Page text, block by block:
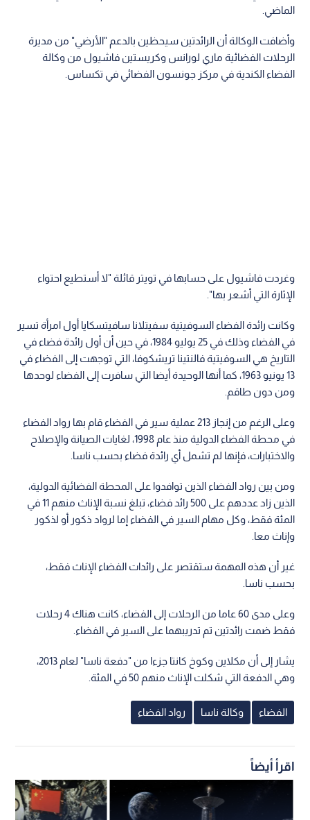
الماضي.
وأضافت الوكالة أن الرائدتين سيحظين بالدعم "الأرضي" من مديرة
الرحلات الفضائية ماري لورانس وكريستين فاشيول من وكالة
الفضاء الكندية في مركز جونسون الفضائي في تكساس.
وغردت فاشيول على حسابها في تويتر قائلة "لا أستطيع احتواء
الإثارة التي أشعر بها".
وكانت رائدة الفضاء السوفيتية سفيتلانا سافيتسكايا أول امرأة تسير
في الفضاء وذلك في 25 يوليو 1984، في حين أن أول رائدة فضاء في
التاريخ هي السوفيتية فالنتينا تريشكوفا، التي توجهت إلى الفضاء في
13 يونيو 1963، كما أنها الوحيدة أيضا التي سافرت إلى الفضاء لوحدها
ومن دون طاقم.
وعلى الرغم من إنجاز 213 عملية سير في الفضاء قام بها رواد الفضاء
في محطة الفضاء الدولية منذ عام 1998، لغايات الصيانة والإصلاح
والاختبارات، فإنها لم تشمل أي رائدة فضاء بحسب ناسا.
ومن بين رواد الفضاء الذين توافدوا على المحطة الفضائية الدولية،
الذين زاد عددهم على 500 رائد فضاء، تبلغ نسبة الإناث منهم 11 في
المئة فقط، وكل مهام السير في الفضاء إما لرواد ذكور أو لذكور
وإناث معا.
غير أن هذه المهمة ستقتصر على رائدات الفضاء الإناث فقط،
بحسب ناسا.
وعلى مدى 60 عاما من الرحلات إلى الفضاء، كانت هناك 4 رحلات
فقط ضمت رائدتين تم تدريبهما على السير في الفضاء.
يشار إلى أن مكلاين وكوخ كانتا جزءا من "دفعة ناسا" لعام 2013،
وهي الدفعة التي شكلت الإناث منهم 50 في المئة.
الفضاء وكالة ناسا رواد الفضاء
اقرأ أيضاً